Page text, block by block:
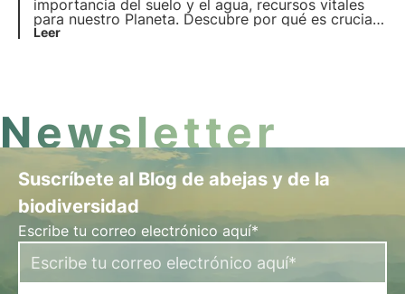
importancia del suelo y el agua, recursos vitales
para nuestro Planeta. Descubre por qué es crucial
preservarlos y cómo 3Bee se compromete a ello
Leer
Newsletter
Suscríbete al Blog de abejas y de la
biodiversidad
Escribe tu correo electrónico aquí*